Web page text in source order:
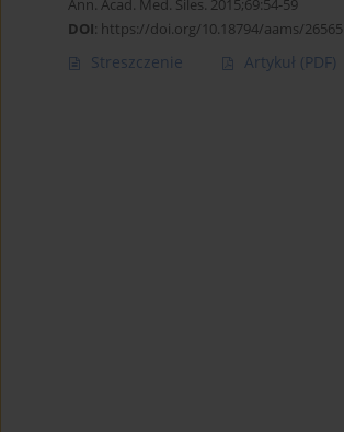
Ann. Acad. Med. Siles. 2015;69:54-59
DOI: https://doi.org/10.18794/aams/26565
Streszczenie Artykuł (PDF)